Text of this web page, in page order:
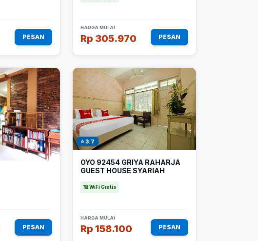
PESAN
HARGA MULAI
Rp 305.970 PESAN
PESAN
⭐ 3.7
OYO 92454 GRIYA RAHARJA
GUEST HOUSE SYARIAH
📶 WiFi Gratis
HARGA MULAI
Rp 158.100 PESAN